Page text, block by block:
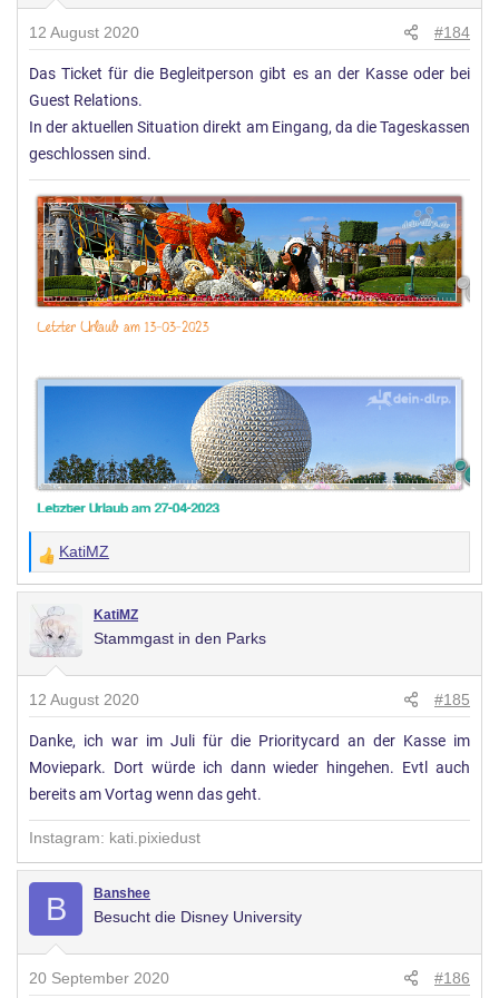
n
g
e
n
:
12 August 2020 #184
Das Ticket für die Begleitperson gibt es an der Kasse oder bei
Guest Relations.
In der aktuellen Situation direkt am Eingang, da die Tageskassen
geschlossen sind.
W
e
r
t
n
g
e
n
:
KatiMZ
KatiMZ
Stammgast in den Parks
12 August 2020 #185
Danke, ich war im Juli für die Prioritycard an der Kasse im
Moviepark. Dort würde ich dann wieder hingehen. Evtl auch
bereits am Vortag wenn das geht.
Instagram: kati.pixiedust
B Banshee
Besucht die Disney University
20 September 2020 #186